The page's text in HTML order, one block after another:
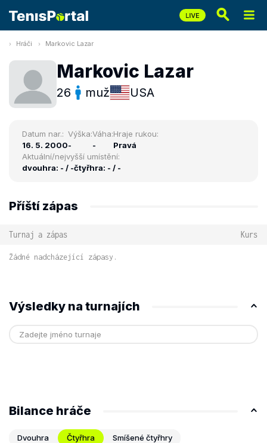
Hráči Markovic Lazar
Markovic Lazar
26 muž USA
Datum nar.:
16. 5. 2000
Výška:
-
Váha:
-
Hraje rukou:
Pravá
Aktuální/nejvyšší umístění:
dvouhra: - / -čtyřhra: - / -
Příští zápas
Turnaj a zápas Kurs
Žádné nadcházející zápasy.
Výsledky na turnajích
Bilance hráče
Dvouhra Čtyřhra Smíšené čtyřhry